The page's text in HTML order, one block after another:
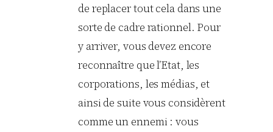
de replacer tout cela dans une
sorte de cadre rationnel. Pour
y arriver, vous devez encore
reconnaître que l’Etat, les
corporations, les médias, et
ainsi de suite vous considèrent
comme un ennemi : vous